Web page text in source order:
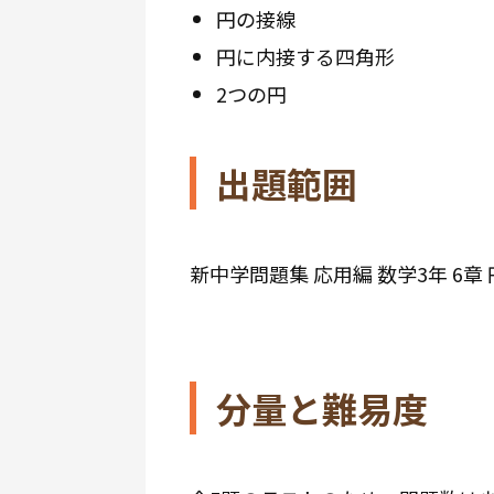
円の接線
円に内接する四角形
2つの円
出題範囲
新中学問題集 応用編 数学3年 6章
分量と難易度